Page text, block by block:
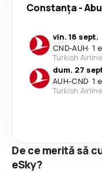
Constanța-
vin. 18 sept.
CND-AUH· 1
Turkish
dum. 27
AUH-CND· 1
Turkish
De ce merită să
eSky?